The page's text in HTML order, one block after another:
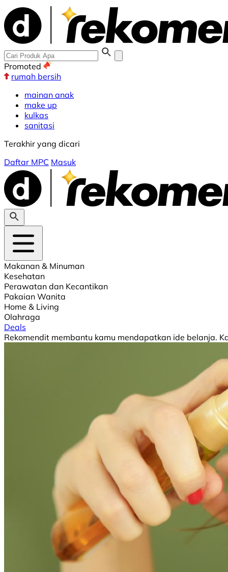
Promoted
rumah bersih
mainan anak
make up
kulkas
sanitasi
Terakhir yang dicari
Daftar MPC Masuk
Makanan & Minuman
Kesehatan
Perawatan dan Kecantikan
Pakaian Wanita
Home & Living
Olahraga
Deals
Rekomendit membantu kamu mendapatkan ide belanja.